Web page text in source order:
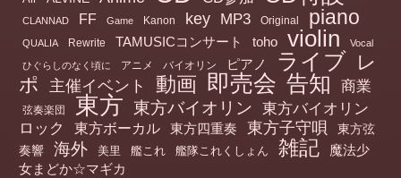
CLANNAD FF Game Kanon key MP3 Original piano
QUALIA Rewrite TAMUSICコンサート toho violin Vocal
ひぐらしのなく頃に アニメ バイオリン ピアノ ライブ レ
ポ
主催イベント 動画 即売会 告知 商業
弦奏楽団 東方 東方バイオリン
東方バイオリン
ロック
東方ボーカル 東方四重奏 東方子守唄
東方弦
奏響
海外 美里 艦これ 艦隊これくしょん 雑記
魔法少
女まどか☆マギカ